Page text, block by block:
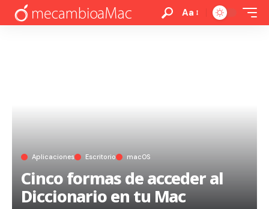
Aa
Aplicaciones Escritorio macOS
Cinco formas de acceder al
Diccionario en tu Mac